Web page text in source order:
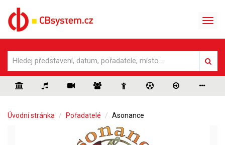
Úvodní stránka Pořadatelé Asonance